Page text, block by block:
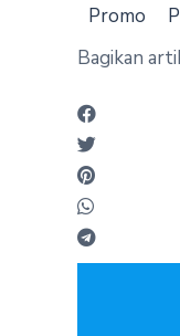
Promo
Bagikan